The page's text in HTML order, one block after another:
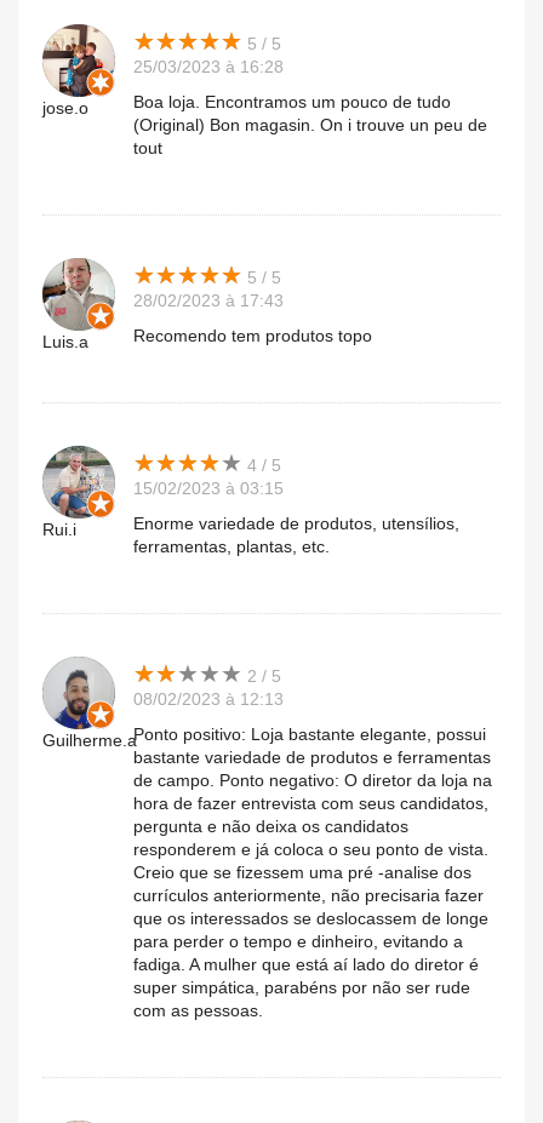
jose.o
★★★★★
★★★★★ 5 / 5
25/03/2023 à 16:28
Boa loja. Encontramos um pouco de tudo
(Original) Bon magasin. On i trouve un peu de
tout
Luis.a
★★★★★
★★★★★ 5 / 5
28/02/2023 à 17:43
Recomendo tem produtos topo
Rui.i
★★★★★
★★★★★ 4 / 5
15/02/2023 à 03:15
Enorme variedade de produtos, utensílios,
ferramentas, plantas, etc.
Guilherme.a
★★★★★
★★★★★ 2 / 5
08/02/2023 à 12:13
Ponto positivo: Loja bastante elegante, possui
bastante variedade de produtos e ferramentas
de campo. Ponto negativo: O diretor da loja na
hora de fazer entrevista com seus candidatos,
pergunta e não deixa os candidatos
responderem e já coloca o seu ponto de vista.
Creio que se fizessem uma pré -analise dos
currículos anteriormente, não precisaria fazer
que os interessados se deslocassem de longe
para perder o tempo e dinheiro, evitando a
fadiga. A mulher que está aí lado do diretor é
super simpática, parabéns por não ser rude
com as pessoas.